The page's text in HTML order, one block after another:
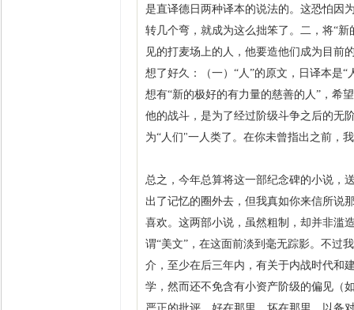
是直译德日两种译本的说法的。这恐怕因
转几个弯，就成为这么拙笨了。二，将“
见的打麦场上的人，他要造他们成为目
想了好久：（一）“人”的原文，日译本是“
想有“新的极好的有力量的慈善的人”，希
他的战斗，是为了经过阶级斗争之后的无
为“人们"一人类了。在你未曾指出之前，
总之，今年总算将这一部纪念碑的小说，
出了记忆的圈外去，但我真如你来信所说
喜欢。这两部小说，虽然粗制，却并非滥
谓“美文”，在这面前淡到毫无踪影。不过
介，至少在后三年内，有关于内战时代和
学，然而还不免含有小资产阶级的偏见（